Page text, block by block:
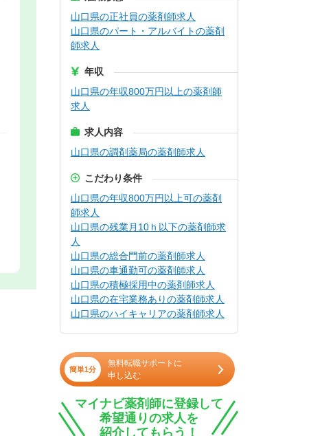
山口県の正社員の薬剤師求人
山口県のパート・アルバイトの薬剤
師求人
年収
山口県の年収800万円以上の薬剤師
求人
求人内容
山口県の調剤薬局の薬剤師求人
こだわり条件
山口県の年収800万円以上可の薬剤
師求人
山口県の残業月10ｈ以下の薬剤師求
人
山口県の総合門前の薬剤師求人
山口県の車通勤可の薬剤師求人
山口県の積極採用中の薬剤師求人
山口県の在宅業務ありの薬剤師求人
山口県のハイキャリアの薬剤師求人
簡単1分
無料転職サポートに
申し込む
マイナビ薬剤師に登録して
希望通りの求人を
紹介してもらう！